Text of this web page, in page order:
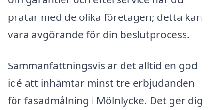
pratar med de olika företagen; detta kan
vara avgörande för din beslutprocess.
Sammanfattningsvis är det alltid en god
idé att inhämtar minst tre erbjudanden
för fasadmålning i Mölnlycke. Det ger dig